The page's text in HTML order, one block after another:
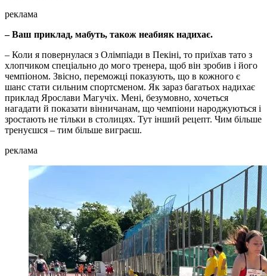
реклама
– Ваш приклад, мабуть, також неабияк надихає.
– Коли я повернулася з Олімпіади в Пекіні, то приїхав тато з
хлопчиком спеціально до мого тренера, щоб він зробив і його
чемпіоном. Звісно, переможці показують, що в кожного є
шанс стати сильним спортсменом. Як зараз багатьох надихає
приклад Ярослави Магучіх. Мені, безумовно, хочеться
нагадати й показати вінничанам, що чемпіони народжуються і
зростають не тільки в столицях. Тут інший рецепт. Чим більше
тренуєшся – тим більше виграєш.
реклама